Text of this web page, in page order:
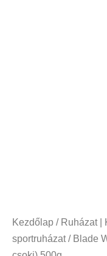
Kezdőlap / Ruházat |
sportruházat/ Blade